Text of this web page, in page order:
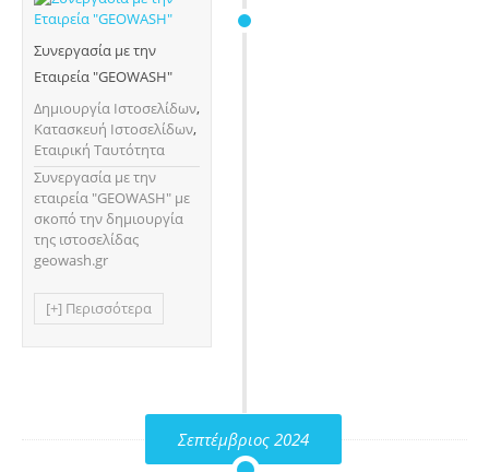
Συνεργασία με την
Εταιρεία "GEOWASH"
Δημιουργία Ιστοσελίδων,
Κατασκευή Ιστοσελίδων,
Εταιρική Ταυτότητα
Συνεργασία με την
εταιρεία "GEOWASH" με
σκοπό την δημιουργία
της ιστοσελίδας
geowash.gr
[+] Περισσότερα
Σεπτέμβριος 2024